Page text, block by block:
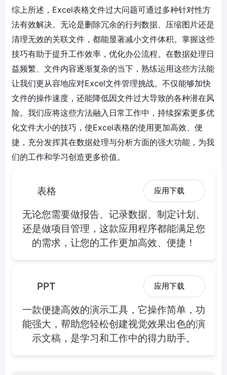
综上所述，Excel表格文件过大问题可通过多种针对性方
法有效解决。无论是删除冗余的行列数据、压缩图片还是
清理无效的关联文件，都能显著减小文件体积。掌握这些
技巧有助于提升工作效率，优化办公流程。在数据处理日
益频繁、文件内容逐渐复杂的当下，熟练运用这些方法能
让我们更从容地应对Excel文件管理挑战。不仅能够加快
文件的操作速度，还能降低因文件过大导致的各种潜在风
险。我们应将这些方法融入日常工作中，持续探索更多优
化文件大小的技巧，使Excel表格的使用更加高效、便
捷，充分发挥其在数据处理与分析方面的强大功能，为我
们的工作和学习创造更多价值。
表格 应用下载
无论您需要做报告、记录数据、制定计划、
还是做项目管理，这款应用程序都能满足您
的需求，让您的工作更加高效、便捷！
PPT 应用下载
一款便捷高效的演示工具，它操作简单，功
能强大，帮助您轻松创建视觉效果出色的演
示文稿，是学习和工作中的得力助手。